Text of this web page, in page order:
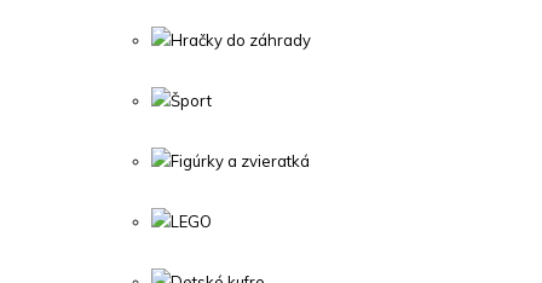
Hračky do záhrady
Šport
Figúrky a zvieratká
LEGO